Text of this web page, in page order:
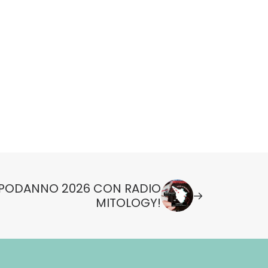
2026 CON RADIO
MITOLOGY!